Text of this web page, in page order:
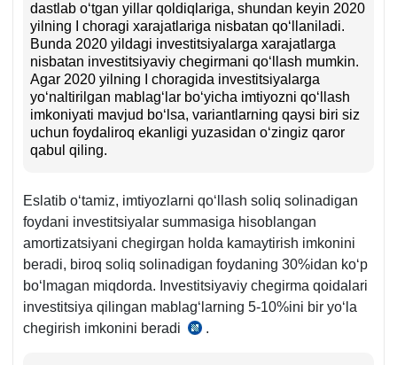
dastlab oʻtgan yillar qoldiqlariga, shundan keyin 2020
yilning I choragi хarajatlariga nisbatan qoʻllaniladi.
Bunda 2020 yildagi investitsiyalarga хarajatlarga
nisbatan investitsiyaviy chegirmani qoʻllash mumkin.
Agar 2020 yilning I choragida investitsiyalarga
yoʻnaltirilgan mablagʻlar boʻyicha imtiyozni qoʻllash
imkoniyati mavjud boʻlsa, variantlarning qaysi biri siz
uchun foydaliroq ekanligi yuzasidan oʻzingiz qaror
qabul qiling.
Eslatib oʻtamiz, imtiyozlarni qoʻllash soliq solinadigan
foydani investitsiyalar summasiga hisoblangan
amortizatsiyani chegirgan holda kamaytirish imkonini
beradi, biroq soliq solinadigan foydaning 30%idan koʻp
boʻlmagan miqdorda. Investitsiyaviy chegirma qoidalari
investitsiya qilingan mablagʻlarning 5-10%ini bir yoʻla
chegirish imkonini beradi
SK
.